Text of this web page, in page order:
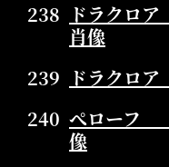
238 ドラクロ
肖像
239 ドラクロ
240 ぺローフ
像